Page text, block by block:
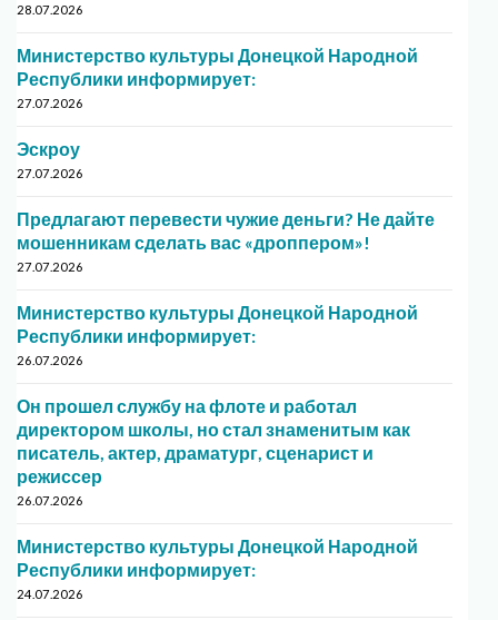
28.07.2026
Министерство культуры Донецкой Народной
Республики информирует:
27.07.2026
Эскроу
27.07.2026
Предлагают перевести чужие деньги? Не дайте
мошенникам сделать вас «дроппером»!
27.07.2026
Министерство культуры Донецкой Народной
Республики информирует:
26.07.2026
Он прошел службу на флоте и работал
директором школы, но стал знаменитым как
писатель, актер, драматург, сценарист и
режиссер
26.07.2026
Министерство культуры Донецкой Народной
Республики информирует:
24.07.2026